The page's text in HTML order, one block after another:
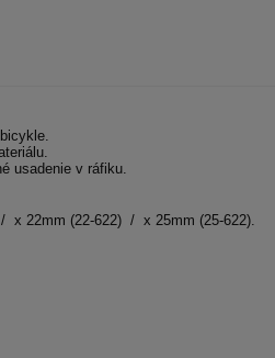
usadenie v ráfiku.
/ x 22mm (22-622) / x 25mm (25-622).